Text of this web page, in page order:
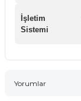
İşletim
Sistemi
Yorumlar